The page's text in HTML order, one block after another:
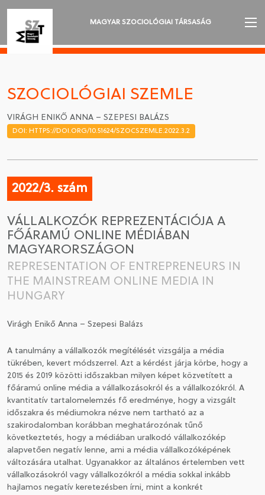
MAGYAR SZOCIOLÓGIAI TÁRSASÁG
AKTUALITÁSOK
VÁNDORGYŰLÉSEK
SZAKOSZTÁLYOK
DÍJAK
NYELVVÁLASZTÁS
CSATLAKOZÁS A TÁRSASÁGHOZ / MEGÚJÍTOM A
SZOCIOLÓGIAI SZEMLE
VIRÁGH ENIKŐ ANNA – SZEPESI BALÁZS
DOI: HTTPS://DOI.ORG/10.51624/SZOCSZEMLE.2022.3.2
2022/3. szám
VÁLLALKOZÓK REPREZENTÁCIÓJA A
FŐÁRAMÚ ONLINE MÉDIÁBAN
MAGYARORSZÁGON
REPRESENTATION OF ENTREPRENEURS IN
THE MAINSTREAM ONLINE MEDIA IN
HUNGARY
Virágh Enikő Anna – Szepesi Balázs
A tanulmány a vállalkozók megítélését vizsgálja a média
tükrében, kevert módszerrel. Azt a kérdést járja körbe, hogy a
2015 és 2019 közötti időszakban milyen képet közvetített a
főáramú online média a vállalkozásokról és a vállalkozókról. A
kvantitatív tartalomelemzés fő eredménye, hogy a vizsgált
időszakra és médiumokra nézve nem tartható az a
szakirodalomban korábban meghatározónak tűnő
következtetés, hogy a médiában uralkodó vállalkozókép
alapvetően negatív lenne, ami a média vállalkozóképének
változására utalhat. Ugyanakkor az általános értelemben vett
vállalkozásokról vagy vállalkozókról a média sokkal inkább
hajlamos negatív keretezésben írni, mint a konkrét